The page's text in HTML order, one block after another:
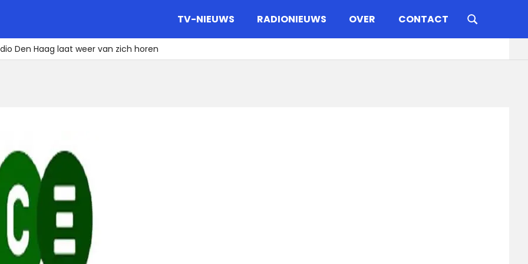
TV-NIEUWS RADIONIEUWS OVER CONTACT
Den Haag laat weer van zich horen